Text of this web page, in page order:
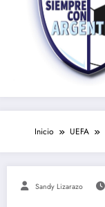
Inicio UEFA
Sandy Lizarazo